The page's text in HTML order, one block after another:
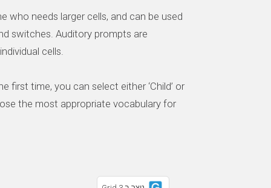
who needs larger cells, and can be used
switches. Auditory prompts are
cells.
first time, you can select either ‘Child’ or
the most appropriate vocabulary for